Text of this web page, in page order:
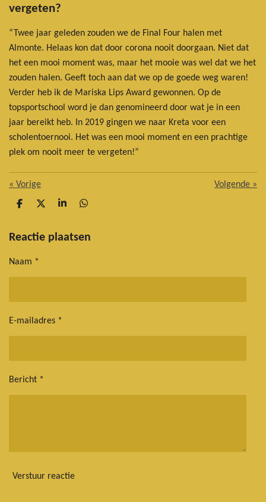
vergeten?
“Twee jaar geleden zouden we de Final Four halen met
Almonte. Helaas kon dat door corona nooit doorgaan. Niet dat
het een mooi moment was, maar het mooie was wel dat we het
zouden halen. Geeft toch aan dat we op de goede weg waren!
Verder heb ik de Mariska Lips Award gewonnen. Op de
topsportschool word je dan genomineerd door wat je in een
jaar bereikt heb. In 2019 gingen we naar Kreta voor een
scholentoernooi. Het was een mooi moment en een prachtige
plek om nooit meer te vergeten!”
« Vorige Volgende »
D
e
D
l
S
r
D
e
Reactie plaatsen
Naam *
E-mailadres *
Bericht *
Verstuur reactie